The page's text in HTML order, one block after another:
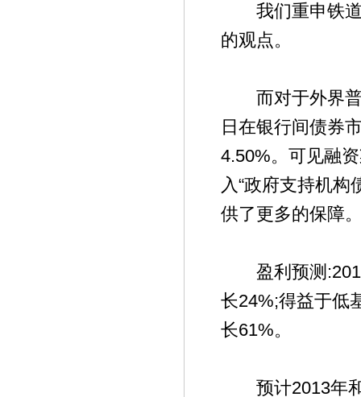
我们重申铁道
的观点。
而对于外界普
日在银行间债券
4.50%。可见融
入“政府支持机构
供了更多的保障
盈利预测:2013
长24%;得益于低
长61%。
预计2013年和